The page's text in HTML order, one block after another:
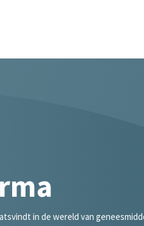
in de wereld van